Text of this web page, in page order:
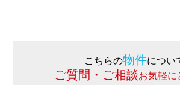
こちらの物件につい
ご質問・ご相談お気軽に